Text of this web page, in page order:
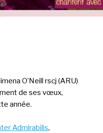
O’Neill rscj (ARU)
de ses vœux,
année.
Admirabilis,